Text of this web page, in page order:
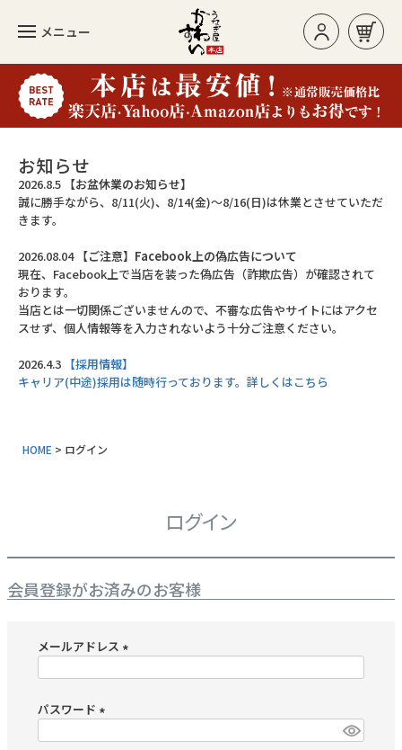
メニュー
お知らせ
2026.8.5 【お盆休業のお知らせ】
誠に勝手ながら、8/11(火)、8/14(金)～8/16(日)は休業とさせていただ
きます。
2026.08.04 【ご注意】Facebook上の偽広告について
現在、Facebook上で当店を装った偽広告（詐欺広告）が確認されて
おります。
当店とは一切関係ございませんので、不審な広告やサイトにはアクセ
スせず、個人情報等を入力されないよう十分ご注意ください。
2026.4.3 【採用情報】
キャリア(中途)採用は随時行っております。詳しくはこちら
HOME ログイン
ログイン
会員登録がお済みのお客様
メールアドレス
)
パスワード
ログイン/新規登録 お買い物カゴ
カテゴリー
人気のセット
長焼き
カットタイプ
きざみうなぎ
業務用商品
ふるさと納税
地元和歌山の逸品
おすすめ海産物